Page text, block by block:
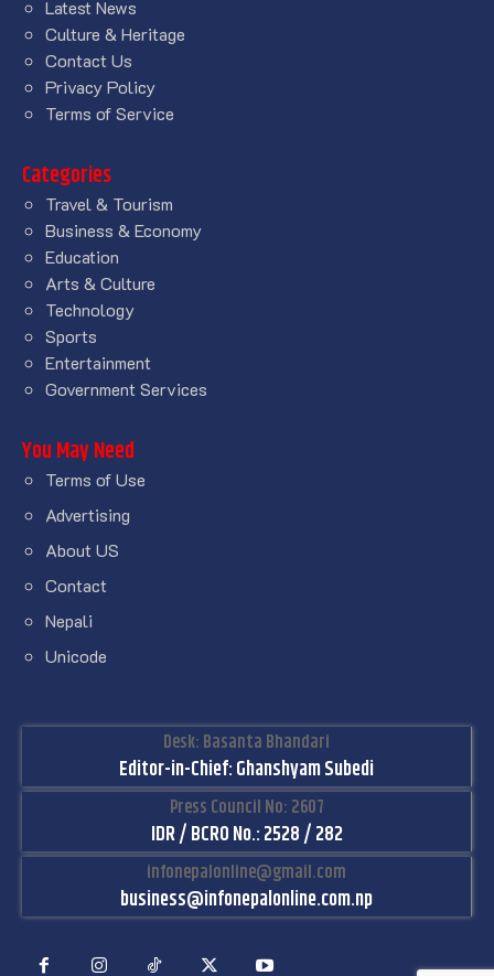
Latest News
Culture & Heritage
Contact Us
Privacy Policy
Terms of Service
Categories
Travel & Tourism
Business & Economy
Education
Arts & Culture
Technology
Sports
Entertainment
Government Services
You May Need
Terms of Use
Advertising
About US
Contact
Nepali
Unicode
Desk: Basanta Bhandari
Editor-in-Chief: Ghanshyam Subedi
Press Council No: 2607
IDR / BCRO No.: 2528 / 282
infonepalonline@gmail.com
business@infonepalonline.com.np